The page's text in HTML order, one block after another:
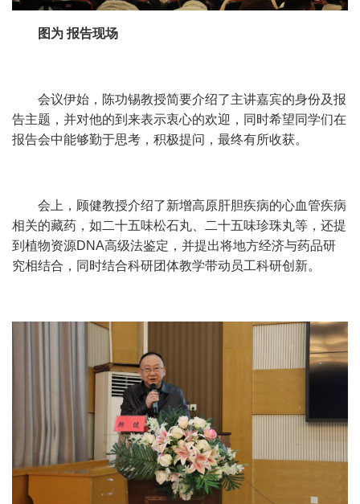
图为 报告现场
会议伊始，陈功锡教授简要介绍了主讲嘉宾的身份及报
告主题，并对他的到来表示衷心的欢迎，同时希望同学们在
报告会中能够勤于思考，积极提问，最终有所收获。
会上，顾健教授介绍了新增高原肝胆疾病的心血管疾病
相关的藏药， 如二十五味松石丸、二十五味珍珠丸等，还提
到植物资源DNA高级法鉴定，并提出将地方经济与药品研
究相结合，同时结合科研团体教学带动员工科研创新。